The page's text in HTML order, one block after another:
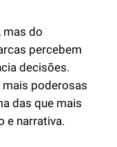
mas do
percebem
decisões.
poderosas
das que mais
e narrativa.